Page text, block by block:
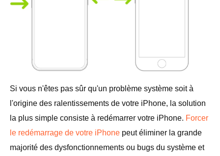
Si vous n'êtes pas sûr qu'un problème système soit à
l'origine des ralentissements de votre iPhone, la solution
la plus simple consiste à redémarrer votre iPhone. Forcer
le redémarrage de votre iPhone peut éliminer la grande
majorité des dysfonctionnements ou bugs du système et